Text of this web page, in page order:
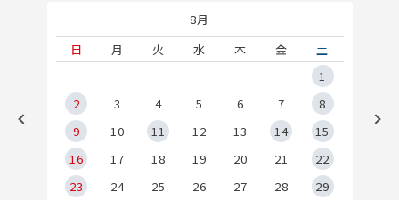
8月
日
月 火 水 木 金
土
1
2
3 4 5 6 7
8
9
10 11 12 13 14
15
16
17 18 19 20 21
22
23
24 25 26 27 28
29